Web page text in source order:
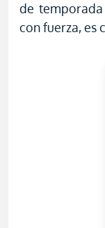
de
con fuerza, es